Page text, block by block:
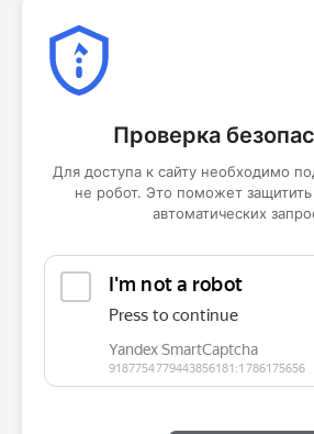
Проверка
Для доступа к сайту необходимо
не робот. Это поможет
автоматических